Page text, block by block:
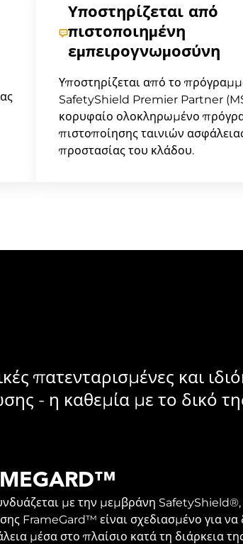
Υποστηρίζεται από
πιστοποιημένη
εμπειρογνωμοσύνη
Υποστηρίζεται από το
SafetyShield Premier Partner
κορυφαίο ολοκληρωμένο
πιστοποίησης ταινιών
προστασίας του κλάδου.
πατενταρισμένες και
- η καθεμία με το δικό
με την μεμβράνη
FrameGard™ είναι σχεδιασμένο για να
μέσα στο πλαίσιο κατά τη διάρκεια